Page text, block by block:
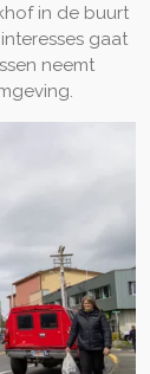
in de buurt
gaat
neemt